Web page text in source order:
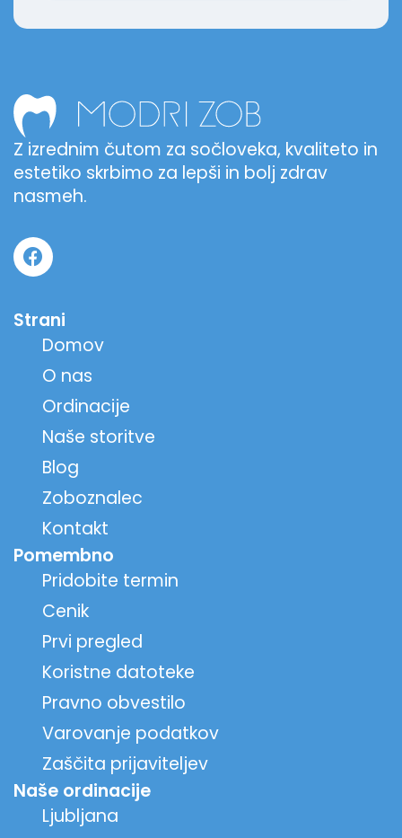
Z izrednim čutom za sočloveka, kvaliteto in
estetiko skrbimo za lepši in bolj zdrav
nasmeh.
Strani
Domov
O nas
Ordinacije
Naše storitve
Blog
Zoboznalec
Kontakt
Pomembno
Pridobite termin
Cenik
Prvi pregled
Koristne datoteke
Pravno obvestilo
Varovanje podatkov
Zaščita prijaviteljev
Naše ordinacije
Ljubljana